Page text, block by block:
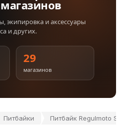
экипировка и аксессуары
и других.
29
магазинов
Питбайки Питбайк Regulmoto